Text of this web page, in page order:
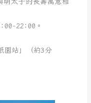
22:00。
園站」（約3分